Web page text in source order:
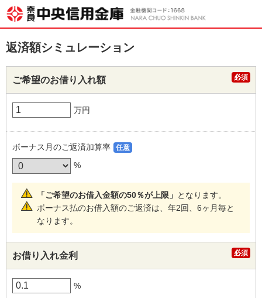
返済額シミュレーション
ご希望のお借り入れ額
万円
ボーナス月のご返済加算率
%
「ご希望のお借入金額の50％が上限」 となります。
ボーナス払のお借入額のご返済は、年2回、6ヶ月毎と
なります。
お借り入れ金利
%